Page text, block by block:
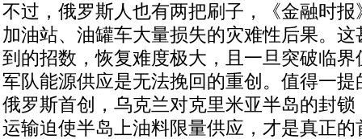
不过，俄罗斯人也有两把刷子，《金融时
加油站、油罐车大量损失的灾难性后果。
到的招数，恢复难度极大，且一旦突破临
军队能源供应是无法挽回的重创。值得一
俄罗斯首创，乌克兰对克里米亚半岛的封
运输迫使半岛上油料限量供应，才是真正